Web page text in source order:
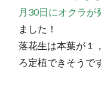
月30日にオクラが
ました！
落花生は本葉が１
ろ定植できそうで